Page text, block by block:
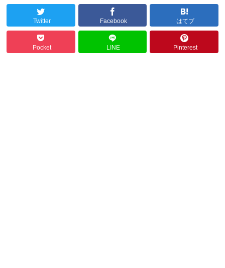
Twitter Facebook はてブ
Pocket LINE Pinterest